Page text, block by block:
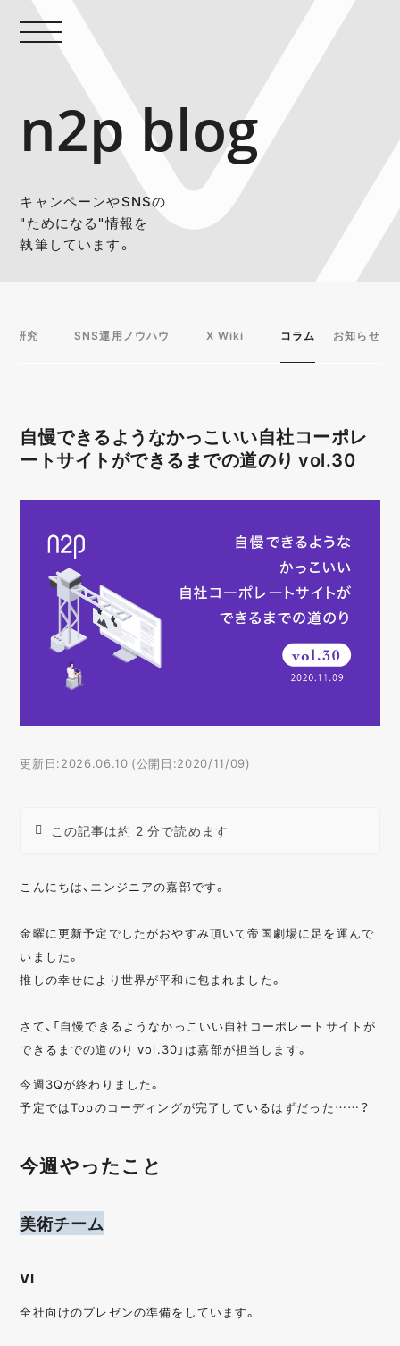
n2p blog
キャンペーンやSNSの
"ためになる"情報を
執筆しています。
研究 SNS運用ノウハウ X Wiki コラム お知らせ
自慢できるようなかっこいい自社コーポレ
ートサイトができるまでの道のり vol.30
更新日:2026.06.10 (公開日:2020/11/09)
この記事は約 2 分で読めます
こんにちは、エンジニアの嘉部です。
金曜に更新予定でしたがおやすみ頂いて帝国劇場に足を運んで
いました。
推しの幸せにより世界が平和に包まれました。
さて、「自慢できるようなかっこいい自社コーポレートサイトが
できるまでの道のり vol.30」は嘉部が担当します。
今週3Qが終わりました。
予定ではTopのコーディングが完了しているはずだった……？
今週やったこと
美術チーム
VI
全社向けのプレゼンの準備をしています。